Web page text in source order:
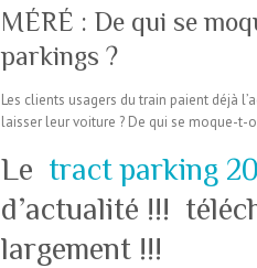
MÉRÉ : De qui se
parkings ?
Les clients usagers du train paient déjà
laisser leur voiture ? De qui se moque-t-
Le tract parking
d’actualité !!!
largement !!!